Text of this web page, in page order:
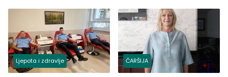
obdukcija
Ljepota i zdravlje ČARŠIJA